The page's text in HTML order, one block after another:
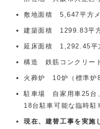
敷地面積 5,647平方
建築面積 1299.83平
延床面積 1,292.45平
構造 鉄筋コンクリ
火葬炉 10炉（標準炉8
駐車場 自家用車25台
18台駐車可能な臨時駐
現在、建替工事を実施